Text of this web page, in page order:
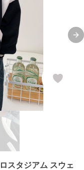
スタジアム スウェ